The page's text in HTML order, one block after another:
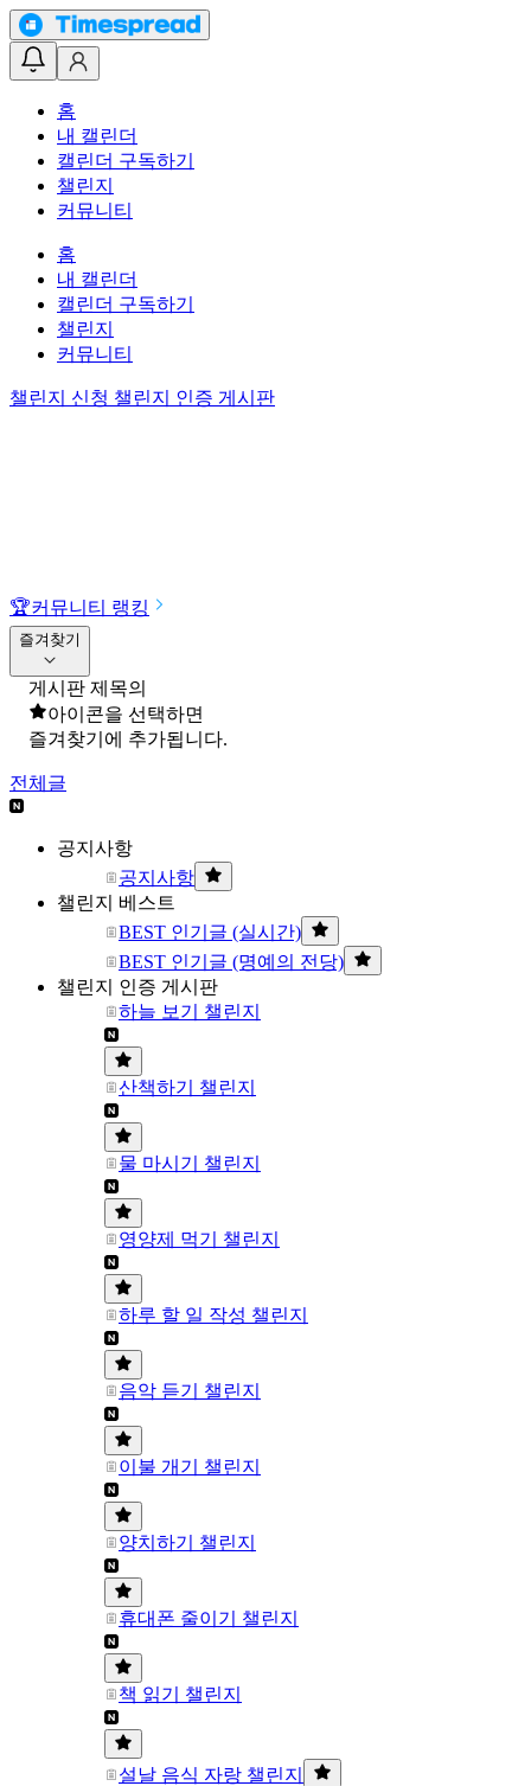
홈
내 캘린더
캘린더 구독하기
챌린지
커뮤니티
홈
내 캘린더
캘린더 구독하기
챌린지
커뮤니티
챌린지 신청 챌린지 인증 게시판
🏆커뮤니티 랭킹
즐겨찾기
게시판 제목의
아이콘을 선택하면
즐겨찾기에 추가됩니다.
전체글
공지사항
공지사항
챌린지 베스트
BEST 인기글 (실시간)
BEST 인기글 (명예의 전당)
챌린지 인증 게시판
하늘 보기 챌린지
산책하기 챌린지
물 마시기 챌린지
영양제 먹기 챌린지
하루 할 일 작성 챌린지
음악 듣기 챌린지
이불 개기 챌린지
양치하기 챌린지
휴대폰 줄이기 챌린지
책 읽기 챌린지
설날 음식 자랑 챌린지